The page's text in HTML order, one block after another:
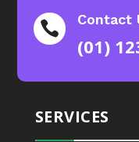
 Contact
(01)
SERVICES